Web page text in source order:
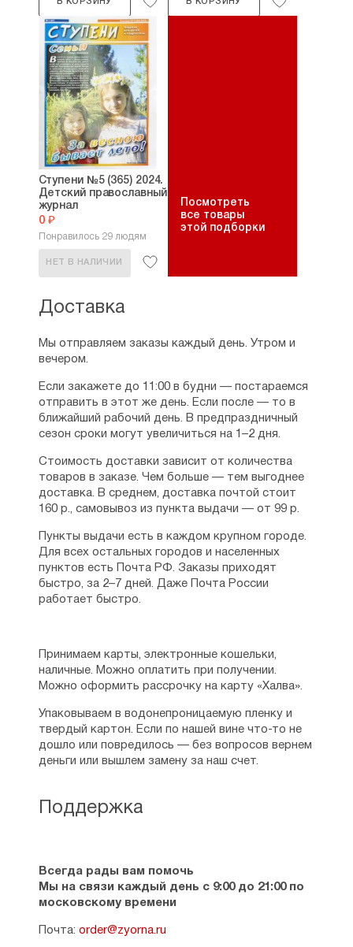
В КОРЗИНУ В КОРЗИНУ
Ступени №5 (365) 2024.
Детский православный
журнал
0 ₽
Понравилось 29 людям
НЕТ В НАЛИЧИИ
Посмотреть
все товары
этой подборки
Поддержка
Всегда рады вам помочь
Мы на связи каждый день с 9:00 до 21:00 по
московскому времени
Почта: order@zyorna.ru
Доставка
Мы отправляем заказы каждый день. Утром и
вечером.
Если закажете до 11:00 в будни — постараемся
отправить в этот же день. Если после — то в
ближайший рабочий день. В предпраздничный
сезон сроки могут увеличиться на 1–2 дня.
Стоимость доставки зависит от количества
товаров в заказе. Чем больше — тем выгоднее
доставка. В среднем, доставка почтой стоит
160 р., самовывоз из пункта выдачи — от 99 р.
Пункты выдачи есть в каждом крупном городе.
Для всех остальных городов и населенных
пунктов есть Почта РФ. Заказы приходят
быстро, за 2–7 дней. Даже Почта России
работает быстро.
Принимаем карты, электронные кошельки,
наличные. Можно оплатить при получении.
Можно оформить рассрочку на карту «Халва».
Упаковываем в водонепроницаемую пленку и
твердый картон. Если по нашей вине что-то не
дошло или повредилось — без вопросов вернем
деньги или вышлем замену за наш счет.